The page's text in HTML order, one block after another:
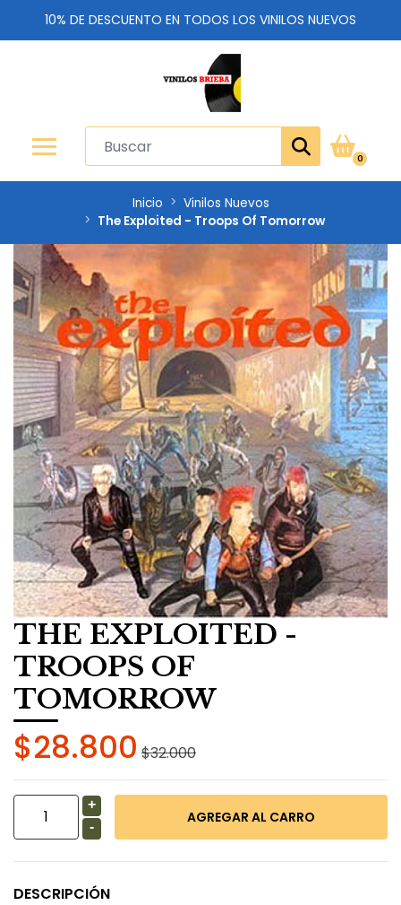
10% DE DESCUENTO EN TODOS LOS VINILOS NUEVOS
0
Inicio
Vinilos Nuevos
The Exploited - Troops Of Tomorrow
THE EXPLOITED -
TROOPS OF
TOMORROW
$28.800 $32.000
+
-
DESCRIPCIÓN